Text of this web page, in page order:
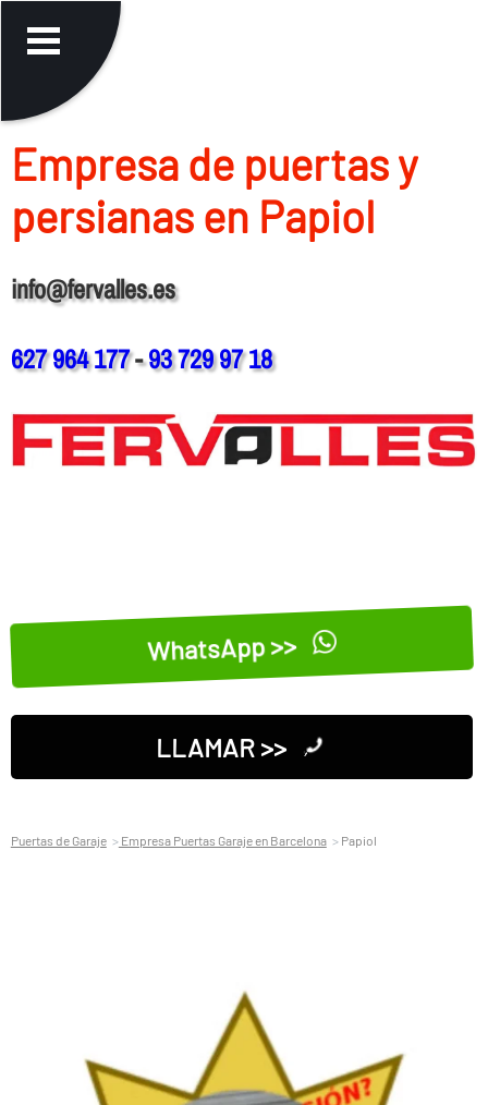
Empresa de puertas y
persianas en Papiol
info@fervalles.es
627 964 177-93 729 97 18
WhatsApp >>
LLAMAR >>
Puertas de Garaje Empresa Puertas Garaje en Barcelona Papiol